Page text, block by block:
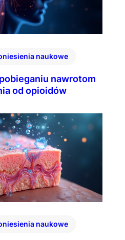
naukowe
nawrotom
od opioidów
naukowe